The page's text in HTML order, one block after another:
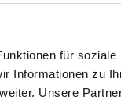
für
Informationen zu
Unsere